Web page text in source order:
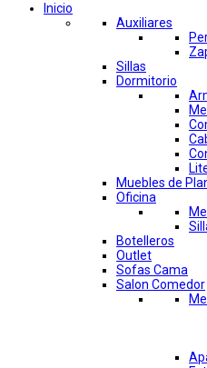
Inicio
Auxiliares
Sillas
Dormitorio
Muebles de
Oficina
Botelleros
Outlet
Sofas Cama
Salon Comedor